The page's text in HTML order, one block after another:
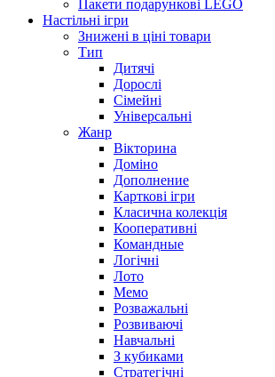
Пакети подарункові LEGO
Настільні ігри
Знижені в ціні товари
Тип
Дитячі
Дорослі
Сімейні
Універсальні
Жанр
Вікторина
Доміно
Дополнение
Карткові ігри
Класична колекція
Кооперативні
Командные
Логічні
Лото
Мемо
Розважальні
Розвиваючі
Навчальні
З кубиками
Стратегічні